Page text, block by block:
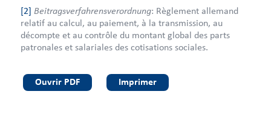
[2] Beitragsverfahrensverordnung: Règlement allemand
relatif au calcul, au paiement, à la transmission, au
décompte et au contrôle du montant global des parts
patronales et salariales des cotisations sociales.
Ouvrir PDF Imprimer